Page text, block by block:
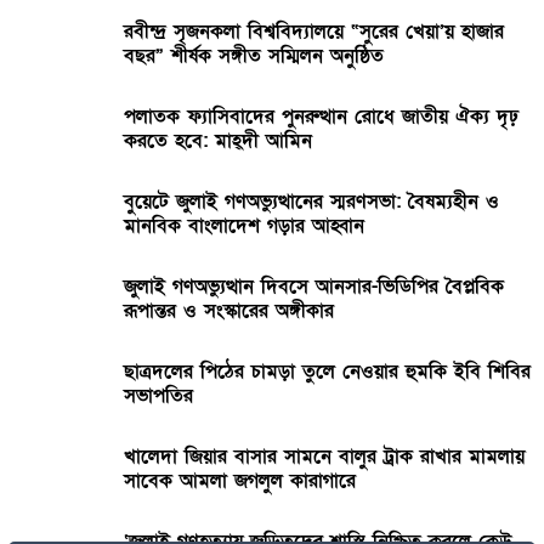
রবীন্দ্র সৃজনকলা বিশ্ববিদ্যালয়ে “সুরের খেয়া’য় হাজার
বছর” শীর্ষক সঙ্গীত সম্মিলন অনুষ্ঠিত
পলাতক ফ্যাসিবাদের পুনরুত্থান রোধে জাতীয় ঐক্য দৃঢ়
করতে হবে: মাহ্দী আমিন
বুয়েটে জুলাই গণঅভ্যুত্থানের স্মরণসভা: বৈষম্যহীন ও
মানবিক বাংলাদেশ গড়ার আহ্বান
জুলাই গণঅভ্যুত্থান দিবসে আনসার-ভিডিপির বৈপ্লবিক
রূপান্তর ও সংস্কারের অঙ্গীকার
ছাত্রদলের পিঠের চামড়া তুলে নেওয়ার হুমকি ইবি শিবির
সভাপতির
খালেদা জিয়ার বাসার সামনে বালুর ট্রাক রাখার মামলায়
সাবেক আমলা জগলুল কারাগারে